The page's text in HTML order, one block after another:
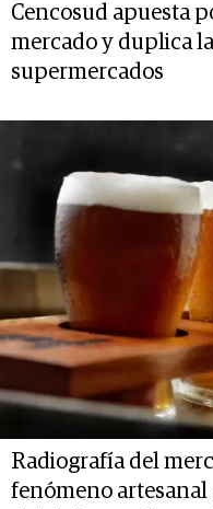
Cencosud apuesta
mercado y duplica
supermercados
Radiografía del
fenómeno